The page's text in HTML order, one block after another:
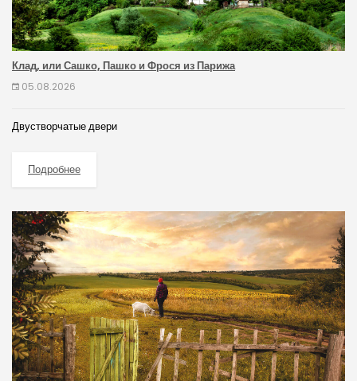
Клад, или Сашко, Пашко и Фрося из Парижа
05.08.2026
Двустворчатые двери
Подробнее